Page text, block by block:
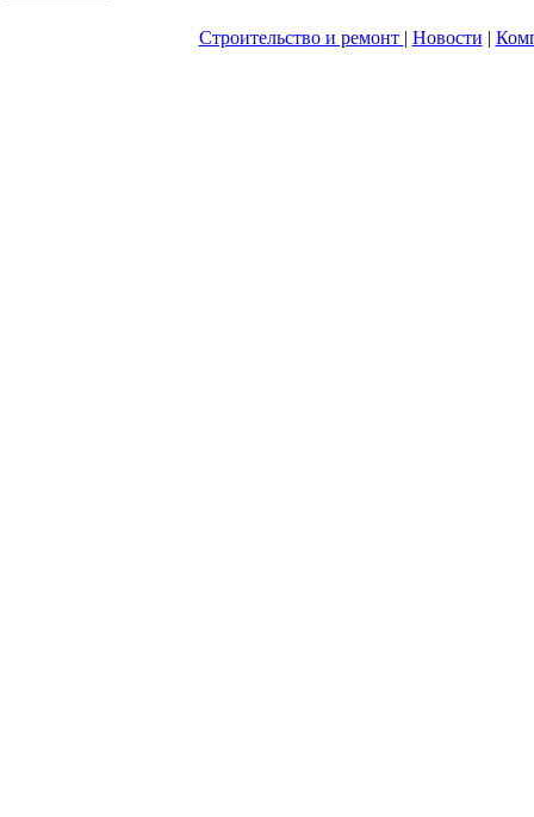
Строительство и ремонт | Новости |